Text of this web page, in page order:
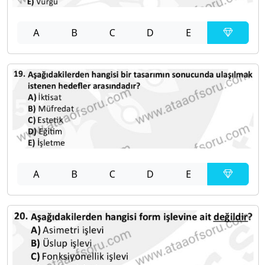
A B C D E
A B C D E